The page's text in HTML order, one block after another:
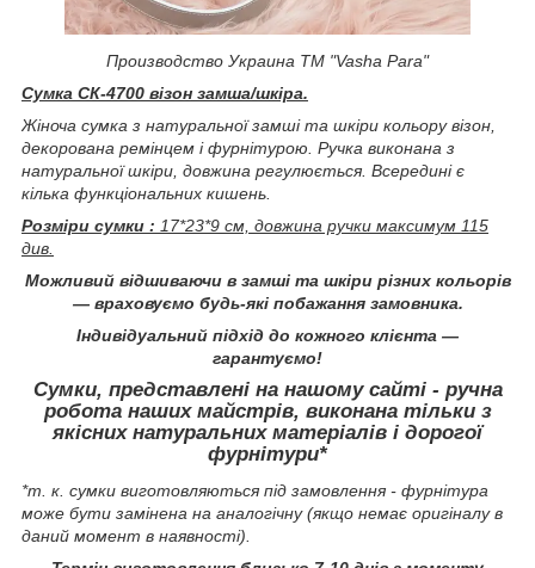
Производство Украина ТМ "Vasha Para"
Сумка СК-4700 візон замша/шкіра.
Жіноча сумка з натуральної замші та шкіри кольору візон,
декорована ремінцем і фурнітурою. Ручка виконана з
натуральної шкіри, довжина регулюється. Всередині є
кілька функціональних кишень.
Розміри сумки : 17*23*9 см, довжина ручки максимум 115
див.
Можливий відшиваючи в замші та шкіри різних кольорів
― враховуємо будь-які побажання замовника.
Індивідуальний підхід до кожного клієнта ―
гарантуємо!
Сумки, представлені на нашому сайті - ручна
робота наших майстрів, виконана тільки з
якісних натуральних матеріалів і дорогої
фурнітури*
*т. к. сумки виготовляються під замовлення - фурнітура
може бути замінена на аналогічну(якщо немає оригіналу в
даний момент в наявності).